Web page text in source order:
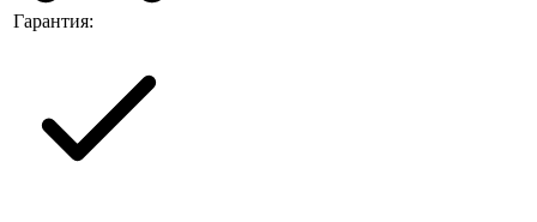
Гарантия: